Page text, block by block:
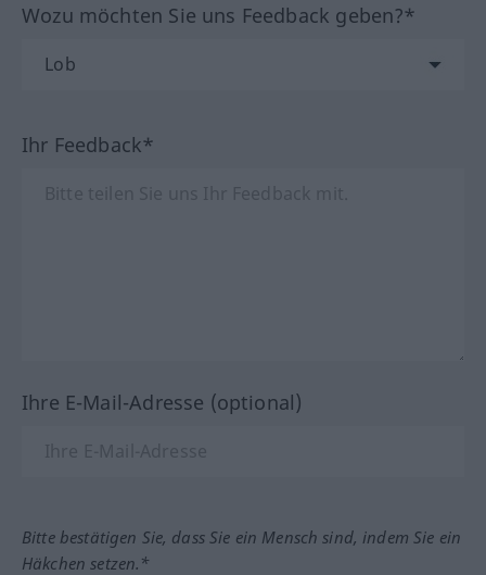
Wozu möchten Sie uns Feedback geben?*
Ihr Feedback*
Ihre E-Mail-Adresse (optional)
Bitte bestätigen Sie, dass Sie ein Mensch sind, indem Sie ein
Häkchen setzen.*